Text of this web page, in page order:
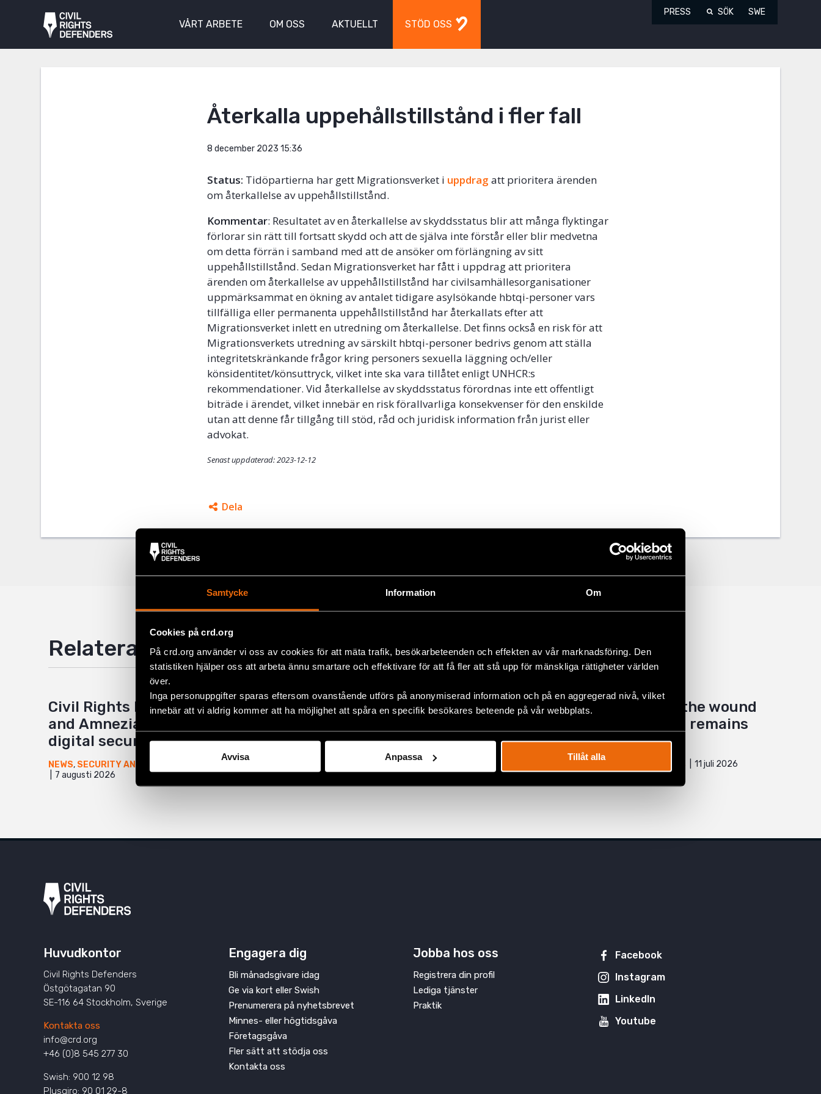
Samtycke Information Om
Cookies på crd.org
På crd.org använder vi oss av cookies för att mäta trafik, besökarbeteenden och effekten av vår marknadsföring. Den
statistiken hjälper oss att arbeta ännu smartare och effektivare för att få fler att stå upp för mänskliga rättigheter världen
över.
Inga personuppgifter sparas eftersom ovanstående utförs på anonymiserad information och på en aggregerad nivå, vilket
innebär att vi aldrig kommer att ha möjlighet att spåra en specifik besökares beteende på vår webbplats.
Avvisa Anpassa Tillåt alla
VÅRT ARBETE OM OSS AKTUELLT STÖD OSS
PRESS SÖK SWE
Återkalla uppehållstillstånd i fler fall
8 december 2023 15:36
Status: Tidöpartierna har gett Migrationsverket i uppdrag att prioritera ärenden
om återkallelse av uppehållstillstånd.
Kommentar: Resultatet av en återkallelse av skyddsstatus blir att många flyktingar
förlorar sin rätt till fortsatt skydd och att de själva inte förstår eller blir medvetna
om detta förrän i samband med att de ansöker om förlängning av sitt
uppehållstillstånd. Sedan Migrationsverket har fått i uppdrag att prioritera
ärenden om återkallelse av uppehållstillstånd har civilsamhällesorganisationer
uppmärksammat en ökning av antalet tidigare asylsökande hbtqi-personer vars
tillfälliga eller permanenta uppehållstillstånd har återkallats efter att
Migrationsverket inlett en utredning om återkallelse. Det finns också en risk för att
Migrationsverkets utredning av särskilt hbtqi-personer bedrivs genom att ställa
integritetskränkande frågor kring personers sexuella läggning och/eller
könsidentitet/könsuttryck, vilket inte ska vara tillåtet enligt UNHCR:s
rekommendationer. Vid återkallelse av skyddsstatus förordnas inte ett offentligt
biträde i ärendet, vilket innebär en risk förallvarliga konsekvenser för den enskilde
utan att denne får tillgång till stöd, råd och juridisk information från jurist eller
advokat.
Senast uppdaterad: 2023-12-12
Dela
Facebook
Google+
Relaterade artiklar
Civil Rights Defenders
and Amnezia launch new
digital security program
NEWS, SECURITY AND INNOVATION
7 augusti 2026
Fem år senare har såret från
läkt
, NYHETER
Five years later, the wound
of 11 July in Cuba remains
open
NEWS 11 juli 2026
Huvudkontor
Civil Rights Defenders
Östgötagatan 90
SE-116 64 Stockholm, Sverige
Kontakta oss
info@crd.org
+46 (0)8 545 277 30
Swish: 900 12 98
Plusgiro: 90 01 29-8
Engagera dig
Bli månadsgivare idag
Ge via kort eller Swish
Prenumerera på nyhetsbrevet
Minnes- eller högtidsgåva
Företagsgåva
Fler sätt att stödja oss
Kontakta oss
Jobba hos oss
Registrera din profil
Lediga tjänster
Praktik
Facebook
Instagram
LinkedIn
Youtube